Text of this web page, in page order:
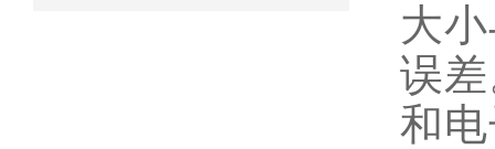
大
误
和